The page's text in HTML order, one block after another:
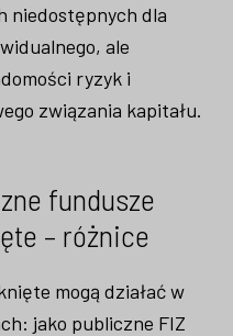
niedostępnych dla
ale
ryzyk i
związania kapitału.
fundusze
– różnice
mogą działać w
jako publiczne FIZ